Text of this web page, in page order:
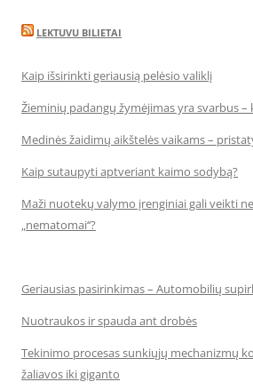
LEKTUVU BILIETAI
Kaip išsirinkti geriausią pelėsio valiklį
Žieminių padangų žymėjimas yra svarbus –
Medinės žaidimų aikštelės vaikams –
Kaip sutaupyti aptveriant kaimo sodybą?
Maži nuotekų valymo įrenginiai gali veikti
„nematomai‘‘?
Geriausias pasirinkimas – Automobilių
Nuotraukos ir spauda ant drobės
Tekinimo procesas sunkiųjų mechanizmų
žaliavos iki giganto